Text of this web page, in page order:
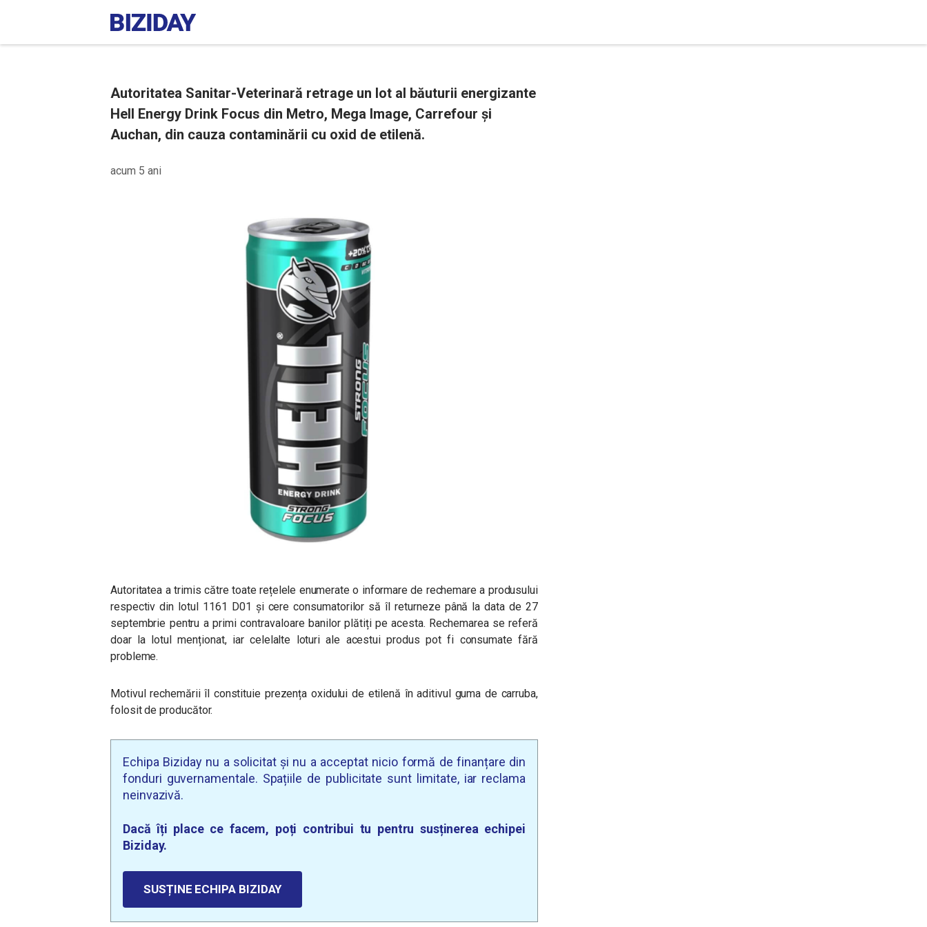
Autoritatea Sanitar-Veterinară retrage un lot al băuturii energizante
Hell Energy Drink Focus din Metro, Mega Image, Carrefour și
Auchan, din cauza contaminării cu oxid de etilenă.
acum 5 ani
Autoritatea a trimis către toate rețelele enumerate o informare de rechemare a produsului
respectiv din lotul 1161 D01 și cere consumatorilor să îl returneze până la data de 27
septembrie pentru a primi contravaloare banilor plătiți pe acesta. Rechemarea se referă
doar la lotul menționat, iar celelalte loturi ale acestui produs pot fi consumate fără
probleme.
Motivul rechemării îl constituie prezența oxidului de etilenă în aditivul guma de carruba,
folosit de producător.
Echipa Biziday nu a solicitat și nu a acceptat nicio formă de finanțare din
fonduri guvernamentale. Spațiile de publicitate sunt limitate, iar reclama
neinvazivă.
Dacă îți place ce facem, poți contribui tu pentru susținerea echipei
Biziday.
SUSȚINE ECHIPA BIZIDAY